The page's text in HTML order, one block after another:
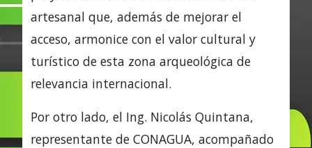
artesanal que, además de mejorar el
acceso, armonice con el valor cultural y
turístico de esta zona arqueológica de
relevancia internacional.
Por otro lado, el Ing. Nicolás Quintana,
representante de CONAGUA, acompañado